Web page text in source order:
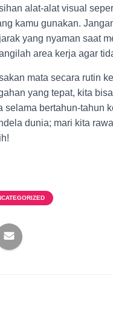
alat-alat visual
kamu gunakan.
yang nyaman saat
area kerja agar
mata secara rutin
yang tepat, kita
selama bertahun-tahun
dunia; mari kita